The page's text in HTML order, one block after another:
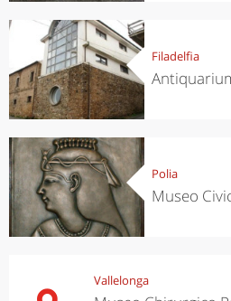
Filadelfia
Polia
Museo
Vallelonga